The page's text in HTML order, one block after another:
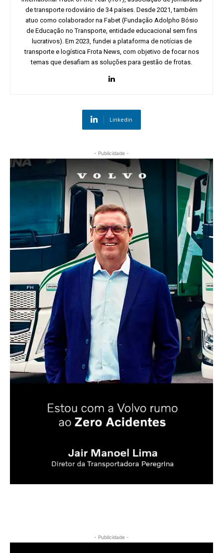
de transporte rodoviário de 34 países. Desde 2021, também
atuo como colaborador na Fabet (Fundação Adolpho Bósio
de Educação no Transporte, entidade educacional sem fins
lucrativos). Em 2023, fundei a plataforma de notícias de
transporte e logística Frota News, com objetivo de focar nos
temas que desafiam as soluções para gestão de frotas.
Linkedin
- Publicidade -
- Publicidade -